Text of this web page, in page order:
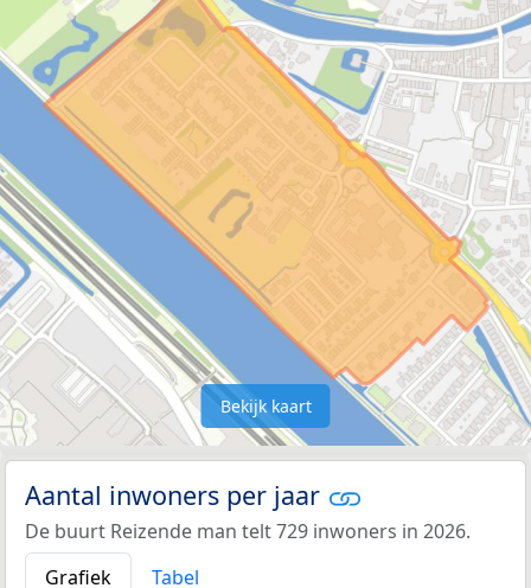
Bekijk kaart
Aantal inwoners per jaar
De buurt Reizende man telt 729 inwoners in 2026.
Grafiek
Tabel